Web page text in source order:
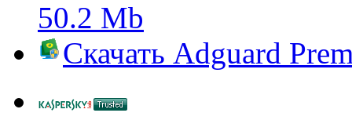
50.2 Mb
Скачать Adguard